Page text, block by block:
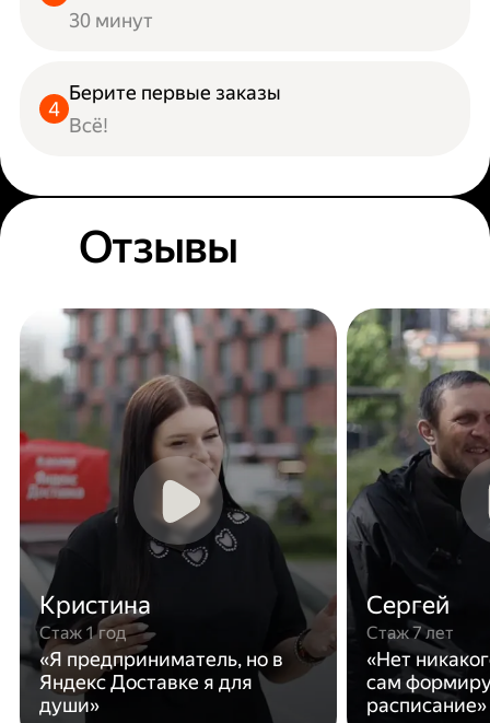
30 минут
Берите первые заказы
Всё!
Отзывы
Кристина
Стаж 1 год
«Я предприниматель, но в
Яндекс Доставке я для
души»
Сергей
Стаж 7 лет
«Нет
сам
расписание»